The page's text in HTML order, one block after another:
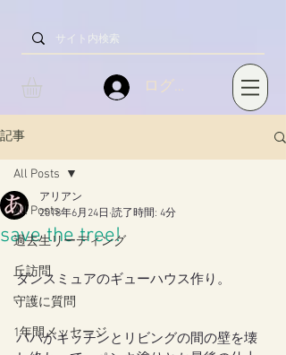
ログイン
記事
All Posts
過去生リーディング
丘訪問
守護に質問
1年間メッセージ
All Posts
save the tree!
アリアン
2018年6月24日 読了時間: 4分
ダンスミュアのギューハウス作り。
パパがキッチンとリビングの間の壁を壊